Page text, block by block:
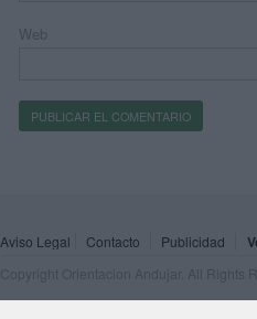
Web
Aviso Legal Contacto Publicidad